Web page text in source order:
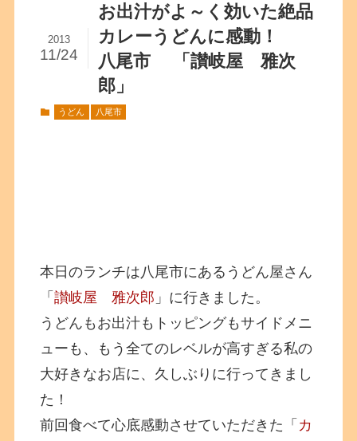
お出汁がよ～く効いた絶品
カレーうどんに感動！
八尾市 「讃岐屋 雅次
郎」
2013
11/24
うどん 八尾市
本日のランチは八尾市にあるうどん屋さん
「讃岐屋 雅次郎 」に行きました。
うどんもお出汁もトッピングもサイドメニ
ューも、もう全てのレベルが高すぎる私の
大好きなお店に、久しぶりに行ってきまし
た！
前回食べて心底感動させていただきた「 カ